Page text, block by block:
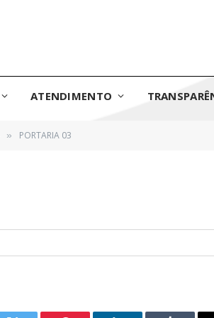
ATENDIMENTO
» PORTARIA 03